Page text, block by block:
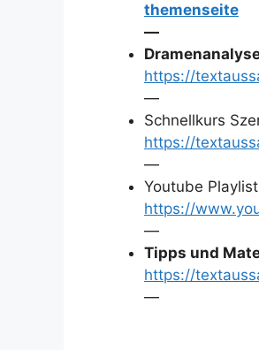
themenseite
—
https://
—
Schnellkurs
https://
—
Youtube
https://
—
Tipps und
https://
—